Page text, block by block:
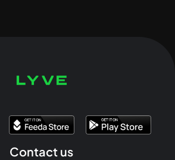
Contact us